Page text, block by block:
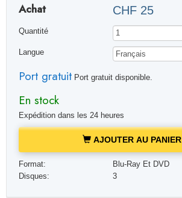
Achat CHF 25
Quantité
Langue
Port gratuitPort gratuit disponible.
En stock
Expédition dans les 24 heures
AJOUTER AU PANIER
Format:
Blu-Ray Et DVD
Disques:
3